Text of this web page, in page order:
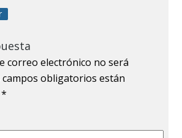
correo electrónico no será
campos obligatorios están
*